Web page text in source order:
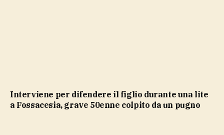
Interviene per difendere il figlio durante una lite
a Fossacesia, grave 50enne colpito da un pugno